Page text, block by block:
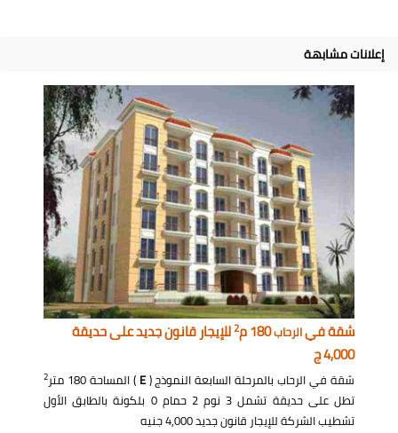
إعلانات مشابهة
شقة فيالرحاب180 م 2للإيجار قانون جديد على حديقة
4,000 ج
شقة في الرحاب بالمرحلة السابعة النموذج (E ) المساحة 180 متر 2
تطل على حديقة تشمل 3 نوم 2 حمام 0 بلكونة بالطابق الأول
تشطيب الشركة للإيجار قانون جديد 4,000 جنيه